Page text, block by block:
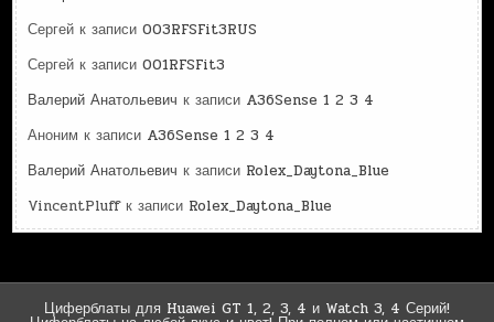
Сергей к записи003RFSFit3RUS
Сергей к записи001RFSFit3
Валерий Анатольевич к записи A36Sense 1 2 3 4
Аноним к записи A36Sense 1 2 3 4
Валерий Анатольевич к записи Rolex_Daytona_Blue
VincentPluffк записи Rolex_Daytona_Blue
Циферблаты для Huawei GT 1, 2, 3, 4 и Watch 3, 4 Серий!